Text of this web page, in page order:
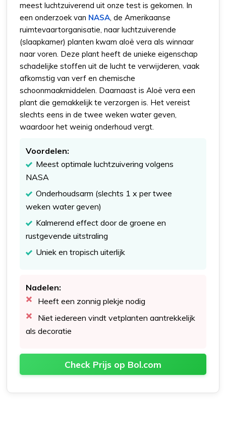
meest luchtzuiverend uit onze test is gekomen. In
een onderzoek van NASA, de Amerikaanse
ruimtevaartorganisatie, naar luchtzuiverende
(slaapkamer) planten kwam aloë vera als winnaar
naar voren. Deze plant heeft de unieke eigenschap
schadelijke stoffen uit de lucht te verwijderen, vaak
afkomstig van verf en chemische
schoonmaakmiddelen. Daarnaast is Aloë vera een
plant die gemakkelijk te verzorgen is. Het vereist
slechts eens in de twee weken water geven,
waardoor het weinig onderhoud vergt.
Voordelen:
Meest optimale luchtzuivering volgens
NASA
Onderhoudsarm (slechts 1 x per twee
weken water geven)
Kalmerend effect door de groene en
rustgevende uitstraling
Uniek en tropisch uiterlijk
Nadelen:
Heeft een zonnig plekje nodig
Niet iedereen vindt vetplanten aantrekkelijk
als decoratie
Check Prijs op Bol.com